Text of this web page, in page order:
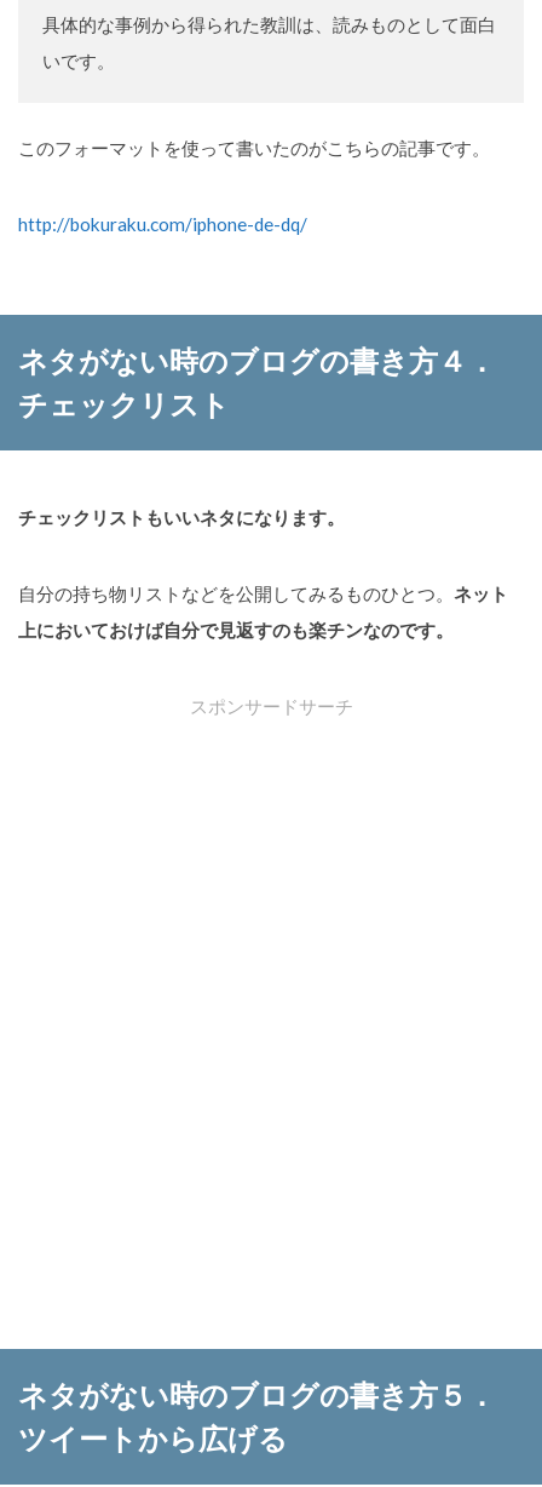
具体的な事例から得られた教訓は、読みものとして面白
いです。
このフォーマットを使って書いたのがこちらの記事です。
http://bokuraku.com/iphone-de-dq/
ネタがない時のブログの書き方４．
チェックリスト
チェックリストもいいネタになります。
自分の持ち物リストなどを公開してみるものひとつ。 ネット
上においておけば自分で見返すのも楽チンなのです。
スポンサードサーチ
ネタがない時のブログの書き方５．
ツイートから広げる